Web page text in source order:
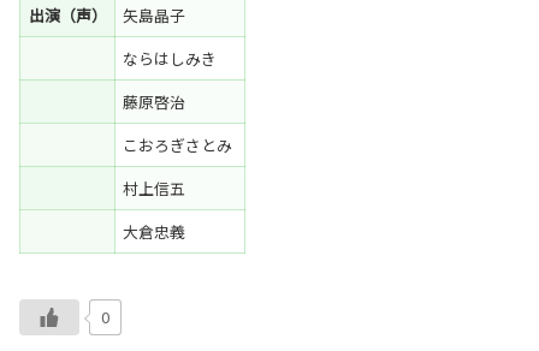
出演（声）
矢島晶子
ならはしみき
藤原啓治
こおろぎさとみ
村上信五
大倉忠義
0